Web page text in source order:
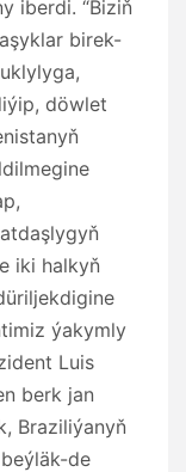
iberdi. “Biziň
birek-
döwlet
iki halkyň
ýakymly
Luis
berk jan
Braziliýanyň
de